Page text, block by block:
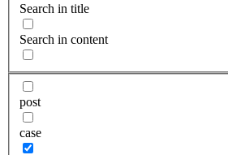
Search in title
Search in content
post
case